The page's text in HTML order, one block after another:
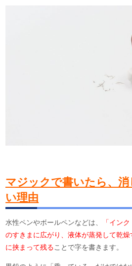
マジックで書いたら、消
い理由
水性ペンやボールペンなどは、
「イン
のすきまに広がり、液体が蒸発して乾
に挟まって残ることで字を書きます。